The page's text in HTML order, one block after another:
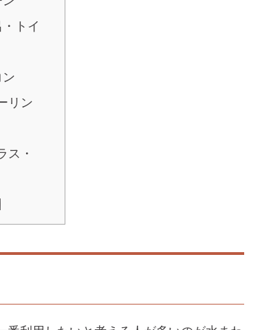
・トイ
ン
リン
ス・